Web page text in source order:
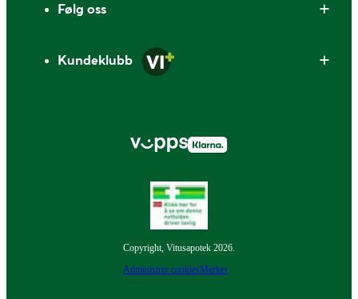
Følg oss
Kundeklubb
Copyright, Vitusapotek 2026.
Administrer cookiesMerker